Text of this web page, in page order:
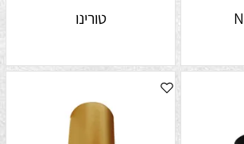
טורינו